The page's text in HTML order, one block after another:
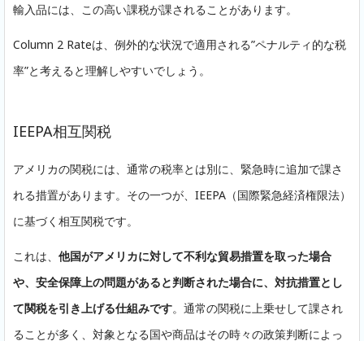
輸入品には、この高い課税が課されることがあります。
Column 2 Rateは、例外的な状況で適用される”ペナルティ的な税
率”と考えると理解しやすいでしょう。
IEEPA相互関税
アメリカの関税には、通常の税率とは別に、緊急時に追加で課さ
れる措置があります。その一つが、IEEPA（国際緊急経済権限法）
に基づく相互関税です。
これは、 他国がアメリカに対して不利な貿易措置を取った場合
や、安全保障上の問題があると判断された場合に、対抗措置とし
て関税を引き上げる仕組みです。通常の関税に上乗せして課され
ることが多く、対象となる国や商品はその時々の政策判断によっ